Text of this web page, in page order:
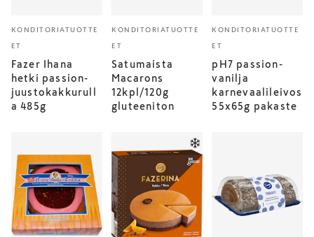
KONDITORIATUOTTE
ET
Fazer Ihana
hetki passion-
juustokakkurull
a 485g
KONDITORIATUOTTE
ET
Satumaista
Macarons
12kpl/120g
gluteeniton
KONDITORIATUOTTE
ET
pH7 passion-
vanilja
karnevaalileivos
55x65g pakaste